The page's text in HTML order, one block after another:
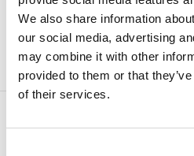
We also share information
our social media, advertising
may combine it with other
provided to them or that
of their services.
voeg je eenvoudig alle
kwaliteitscontrole.